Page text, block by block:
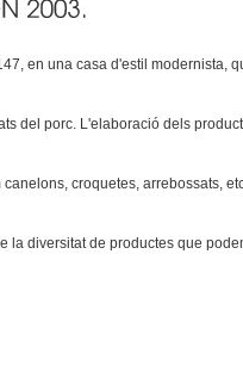
en una casa d'estil modernista,
del porc. L'elaboració dels
croquetes, arrebossats,
la diversitat de productes que